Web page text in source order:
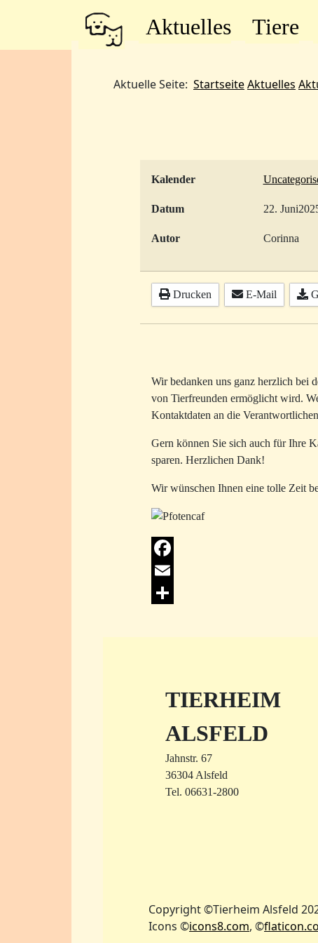
Aktuelles Tiere
Aktuelle Seite: StartseiteAktuelles
Kalender
Datum 22.
Autor Corinna
Drucken E-Mail
Wir bedanken uns ganz herzlich bei
von Tierfreunden ermöglicht wird.
Kontaktdaten an die
Gern können Sie sich auch für Ihre
sparen. Herzlichen Dank!
Wir wünschen Ihnen eine tolle Zeit
Facebook
Email
TIERHEIM
ALSFELD
Jahnstr. 67
36304 Alsfeld
Tel. 06631-2800
Copyright ©Tierheim Alsfeld
Icons ©icons8.com, ©